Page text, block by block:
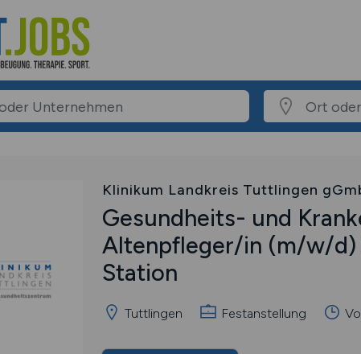
Klinikum Landkreis Tuttlingen
Gesundheits- und
Altenpfleger/in (m/w/d)
Station
Tuttlingen Festanstellung